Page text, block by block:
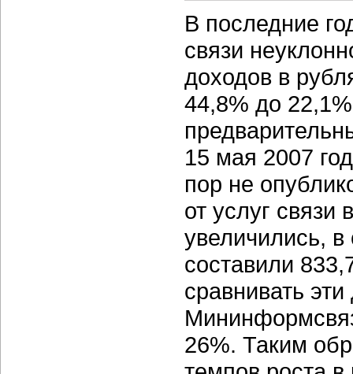
В последние
связи
доходов в
44,8% до
15 мая 2007
пор не
от услуг
увеличились,
составили
сравнивать
26%. Таким